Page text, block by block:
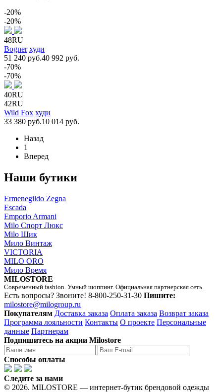
-20%
-20%
48RU
Bogner худи
51 240 руб.40 992 руб.
-70%
-70%
40RU
42RU
Wild Fox худи
33 380 руб.10 014 руб.
Назад
1
Вперед
Наши бутики
Ermenegildo Zegna
Escada
Emporio Armani
Milo Спорт Люкс
Milo Шик
Мило Винтаж
VICTORIA
MILO ORO
Мило Время
MILOSTORE
Современный fashion. Умный шоппинг. Официальная партнерская сеть.
Есть вопросы? Звоните! 8-800-250-31-30 Пишите:
milostore@milogroup.ru
Покупателям Доставка заказа Оплата заказа Возврат заказа
Программа лояльности Контакты О проекте Персональные
данные Партнерам
Подпишитесь на акции Milostore
Способы оплаты
Следите за нами
© 2026. MILOSTORE — интернет-бутик брендовой одежды